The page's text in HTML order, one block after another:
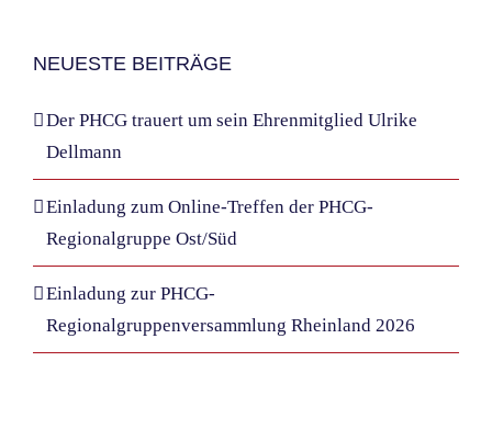
NEUESTE BEITRÄGE
Der PHCG trauert um sein Ehrenmitglied Ulrike
Dellmann
Einladung zum Online-Treffen der PHCG-
Regionalgruppe Ost/Süd
Einladung zur PHCG-
Regionalgruppenversammlung Rheinland 2026